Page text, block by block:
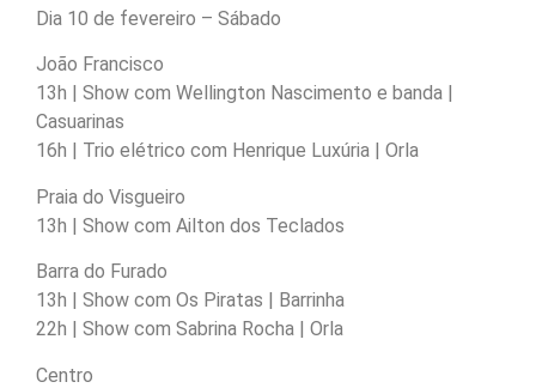
Dia 10 de fevereiro – Sábado
João Francisco
13h | Show com Wellington Nascimento e banda |
Casuarinas
16h | Trio elétrico com Henrique Luxúria | Orla
Praia do Visgueiro
13h | Show com Ailton dos Teclados
Barra do Furado
13h | Show com Os Piratas | Barrinha
22h | Show com Sabrina Rocha | Orla
Centro